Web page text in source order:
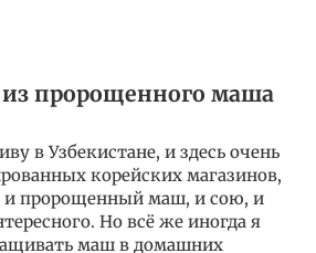
из пророщенного маша
в Узбекистане, и здесь очень
корейских магазинов,
и пророщенный маш, и сою, и
Но всё же иногда я
маш в домашних